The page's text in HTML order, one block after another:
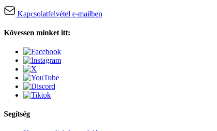
Kapcsolatfelvétel e-mailben
Kövessen minket itt:
Segítség